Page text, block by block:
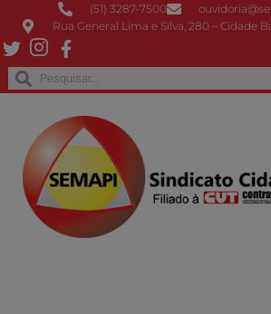
(51) 3287-7500
Rua General Lima e Silva, 280 – Cidade